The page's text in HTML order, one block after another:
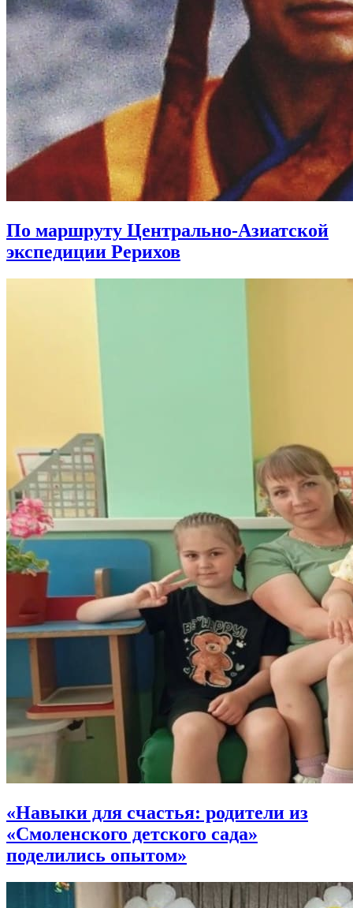
По маршруту Центрально-Азиатской
экспедиции Рерихов
«Навыки для счастья: родители из
«Смоленского детского сада»
поделились опытом»